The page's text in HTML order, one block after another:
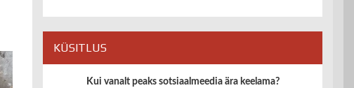
KÜSITLUS
Kui vanalt peaks sotsiaalmeedia ära keelama?